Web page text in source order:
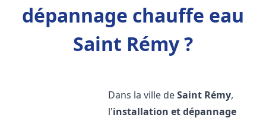
dépannage chauffe eau
Saint Rémy ?
Dans la ville deSaint Rémy,
l'installation et dépannage